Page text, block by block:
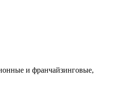
и франчайзинговые,